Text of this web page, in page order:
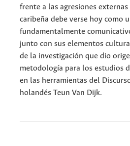
frente a las agresiones
caribeña debe verse hoy como
fundamentalmente
junto con sus elementos
de la investigación que dio
metodología para los estudios
en las herramientas del
holandés Teun Van Dijk.